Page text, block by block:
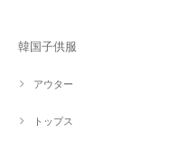
韓国子供服
アウター
トップス